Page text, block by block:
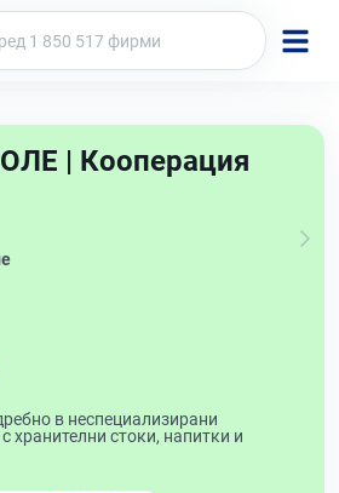
| Кооперация
в неспециализирани
хранителни стоки, напитки и